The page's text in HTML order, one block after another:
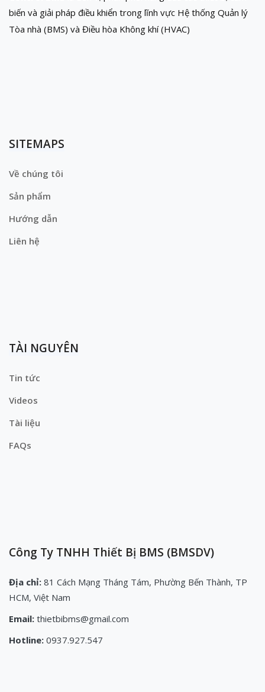
biến và giải pháp điều khiển trong lĩnh vực Hệ thống Quản lý
Tòa nhà (BMS) và Điều hòa Không khí (HVAC)
SITEMAPS
Về chúng tôi
Sản phẩm
Hướng dẫn
Liên hệ
TÀI NGUYÊN
Tin tức
Videos
Tài liệu
FAQs
Công Ty TNHH Thiết Bị BMS (BMSDV)
Địa chỉ: 81 Cách Mạng Tháng Tám, Phường Bến Thành, TP
HCM, Việt Nam
Email: thietbibms@gmail.com
Hotline: 0937.927.547